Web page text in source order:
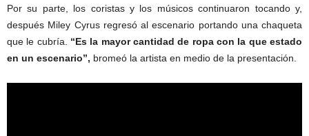
Por su parte, los coristas y los músicos continuaron tocando y,
después Miley Cyrus regresó al escenario portando una chaqueta
que le cubría. “Es la mayor cantidad de ropa con la que estado
en un escenario”, bromeó la artista en medio de la presentación.